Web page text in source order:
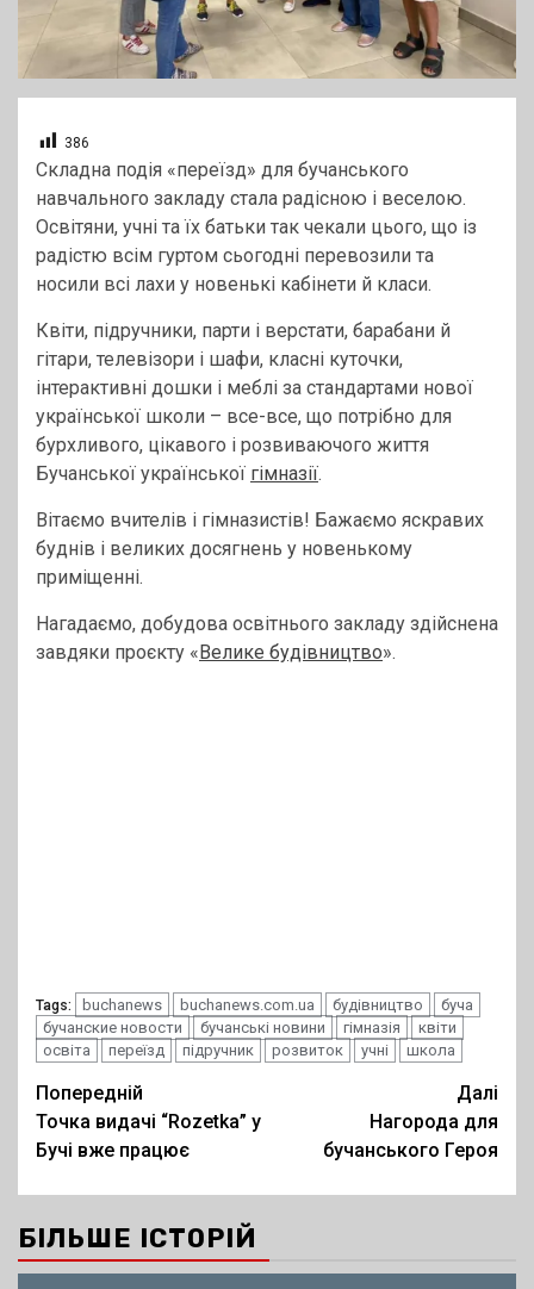
386
Складна подія «переїзд» для бучанського
навчального закладу стала радісною і веселою.
Освітяни, учні та їх батьки так чекали цього, що із
радістю всім гуртом сьогодні перевозили та
носили всі лахи у новенькі кабінети й класи.
Квіти, підручники, парти і верстати, барабани й
гітари, телевізори і шафи, класні куточки,
інтерактивні дошки і меблі за стандартами нової
української школи – все-все, що потрібно для
бурхливого, цікавого і розвиваючого життя
Бучанської української гімназії.
Вітаємо вчителів і гімназистів! Бажаємо яскравих
буднів і великих досягнень у новенькому
приміщенні.
Нагадаємо, добудова освітнього закладу здійснена
завдяки проєкту «Велике будівництво».
Tags: buchanews buchanews.com.ua будівництво
буча
бучанские новости
бучанські новини гімназія
квіти
освіта
переїзд підручник розвиток учні школа
Post
navigation
Попередній
Точка видачі “Rozetka” у
Бучі вже працює
Далі
Нагорода для
бучанського Героя
БІЛЬШЕ ІСТОРІЙ